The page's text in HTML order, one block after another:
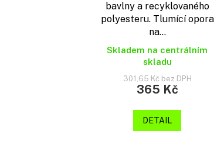
bavlny a recyklovaného
polyesteru. Tlumící opora
na...
Skladem na centrálním
skladu
301,65 Kč bez DPH
365 Kč
DETAIL